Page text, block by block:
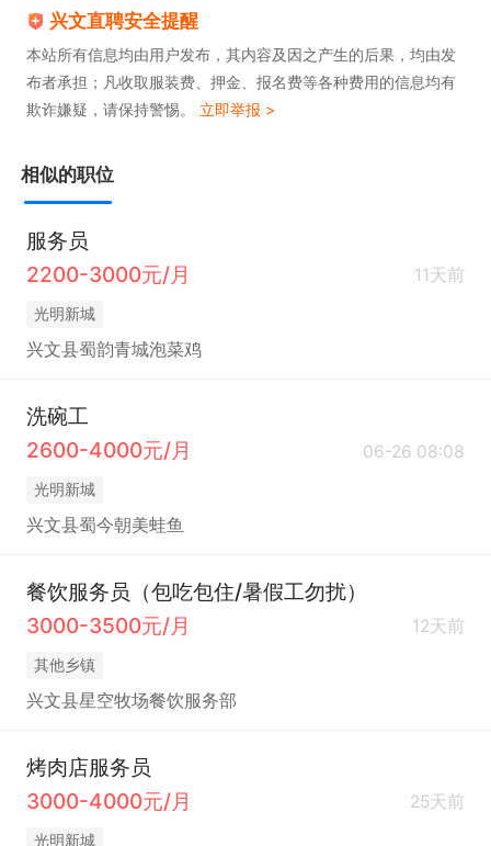
兴文直聘安全提醒
本站所有信息均由用户发布，其内容及因之产生的后果，均由发
布者承担；凡收取服装费、押金、报名费等各种费用的信息均有
欺诈嫌疑，请保持警惕。 立即举报 >
相似的职位
服务员
2200-3000元/月
11天前
光明新城
兴文县蜀韵青城泡菜鸡
洗碗工
2600-4000元/月
06-26 08:08
光明新城
兴文县蜀今朝美蛙鱼
餐饮服务员（包吃包住/暑假工勿扰）
3000-3500元/月
12天前
其他乡镇
兴文县星空牧场餐饮服务部
烤肉店服务员
3000-4000元/月
25天前
光明新城